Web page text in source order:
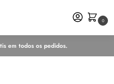
0
em todos os pedidos.